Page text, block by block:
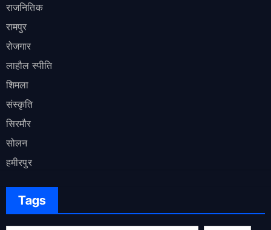
राजनितिक
रामपुर
रोजगार
लाहौल स्पीति
शिमला
संस्कृति
सिरमौर
सोलन
हमीरपुर
Tags